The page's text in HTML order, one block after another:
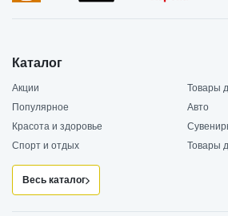
Каталог
Акции
Товары
Популярное
Авто
Красота и здоровье
Спорт и отдых
Товары
Весь каталог